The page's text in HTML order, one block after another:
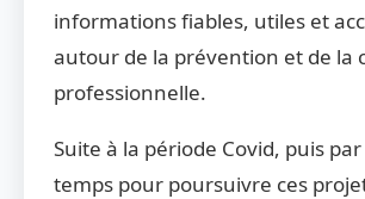
informations fiables, utiles et
autour de la prévention et de la
professionnelle.
Suite à la période Covid, puis
temps pour poursuivre ces